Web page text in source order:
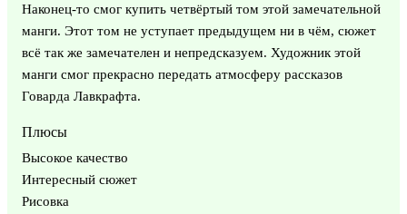
Наконец-то смог купить четвёртый том этой замечательной
манги. Этот том не уступает предыдущем ни в чём, сюжет
всё так же замечателен и непредсказуем. Художник этой
манги смог прекрасно передать атмосферу рассказов
Говарда Лавкрафта.
Плюсы
Высокое качество
Интересный сюжет
Рисовка